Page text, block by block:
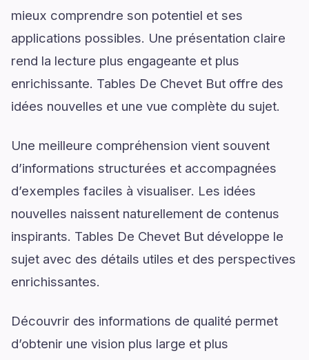
mieux comprendre son potentiel et ses
applications possibles. Une présentation claire
rend la lecture plus engageante et plus
enrichissante. Tables De Chevet But offre des
idées nouvelles et une vue complète du sujet.
Une meilleure compréhension vient souvent
d’informations structurées et accompagnées
d’exemples faciles à visualiser. Les idées
nouvelles naissent naturellement de contenus
inspirants. Tables De Chevet But développe le
sujet avec des détails utiles et des perspectives
enrichissantes.
Découvrir des informations de qualité permet
d’obtenir une vision plus large et plus